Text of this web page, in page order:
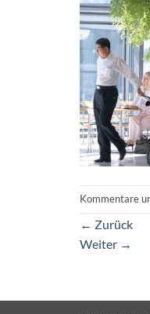
Kommentare
← Zurück
Weiter →